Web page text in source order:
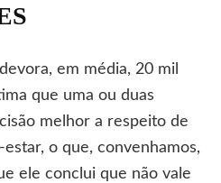
em média, 20 mil
que uma ou duas
melhor a respeito de
o que, convenhamos,
ele conclui que não vale